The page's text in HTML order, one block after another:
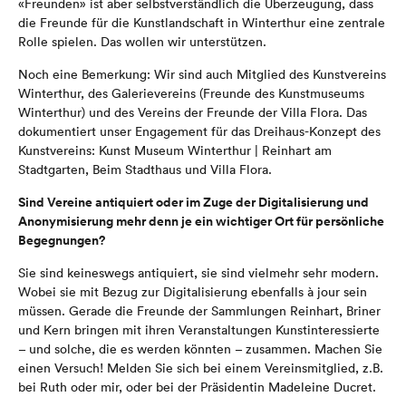
«Freunden» ist aber selbstverständlich die Überzeugung, dass
die Freunde für die Kunstlandschaft in Winterthur eine zentrale
Rolle spielen. Das wollen wir unterstützen.
Noch eine Bemerkung: Wir sind auch Mitglied des Kunstvereins
Winterthur, des Galerievereins (Freunde des Kunstmuseums
Winterthur) und des Vereins der Freunde der Villa Flora. Das
dokumentiert unser Engagement für das Dreihaus-Konzept des
Kunstvereins: Kunst Museum Winterthur | Reinhart am
Stadtgarten, Beim Stadthaus und Villa Flora.
Sind Vereine antiquiert oder im Zuge der Digitalisierung und
Anonymisierung mehr denn je ein wichtiger Ort für persönliche
Begegnungen?
Sie sind keineswegs antiquiert, sie sind vielmehr sehr modern.
Wobei sie mit Bezug zur Digitalisierung ebenfalls à jour sein
müssen. Gerade die Freunde der Sammlungen Reinhart, Briner
und Kern bringen mit ihren Veranstaltungen Kunstinteressierte
– und solche, die es werden könnten – zusammen. Machen Sie
einen Versuch! Melden Sie sich bei einem Vereinsmitglied, z.B.
bei Ruth oder mir, oder bei der Präsidentin Madeleine Ducret.